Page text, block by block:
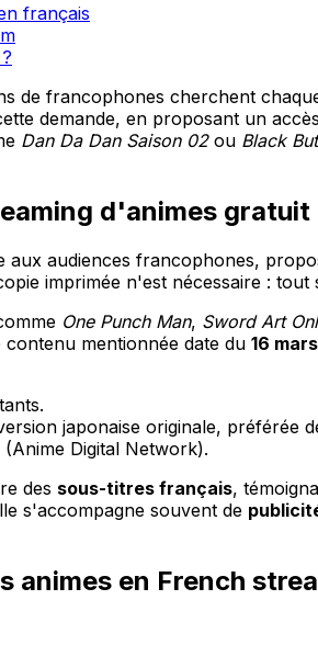
français
de francophones cherchent
demande, en proposant un
Dan Da Dan Saison 02ou Black
d'animes
audiences francophones,
imprimée n'est nécessaire :
One Punch Man, Sword Art
mentionnée date du 16
japonaise originale, préférée
Digital Network).
des sous-titres français,
s'accompagne souvent de
animes en French